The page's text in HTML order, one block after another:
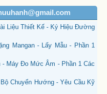
Liệu Thiết Kế - Ký Hiệu Đường
Mangan - Lấy Mẫu - Phần 1
- Máy Đo Mức Âm - Phần 1 Các
Chuyển Hướng - Yêu Cầu Kỹ